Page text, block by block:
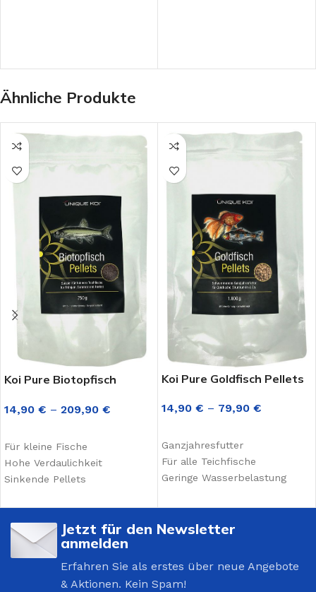
Ähnliche Produkte
Koi Pure Biotopfisch
14,90 € – 209,90 €
Für kleine Fische
Hohe Verdaulichkeit
Sinkende Pellets
Koi Pure Goldfisch Pellets
14,90 € – 79,90 €
Ganzjahresfutter
Für alle Teichfische
Geringe Wasserbelastung
Jetzt für den Newsletter
anmelden
Erfahren Sie als erstes über neue Angebote
& Aktionen. Kein Spam!